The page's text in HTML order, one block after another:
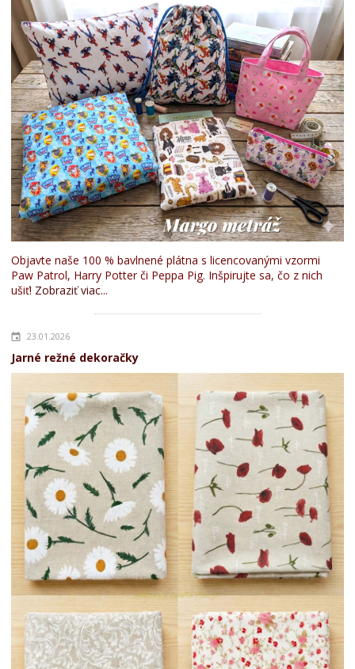
Objavte naše 100 % bavlnené plátna s licencovanými vzormi
Paw Patrol, Harry Potter či Peppa Pig. Inšpirujte sa, čo z nich
ušiť! Zobraziť viac...
23.01.2026
Jarné režné dekoračky